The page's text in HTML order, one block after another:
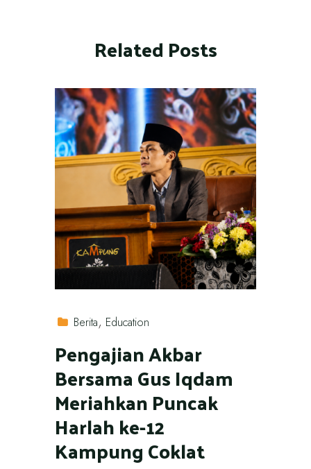
Related Posts
Berita Education
Pengajian Akbar
Bersama Gus Iqdam
Meriahkan Puncak
Harlah ke-12
Kampung Coklat